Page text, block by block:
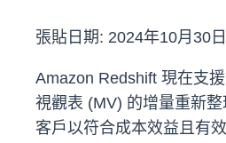
張貼日期: 2024年10月30日
Amazon Redshift 現在支
視觀表 (MV) 的增量重新
客戶以符合成本效益且有